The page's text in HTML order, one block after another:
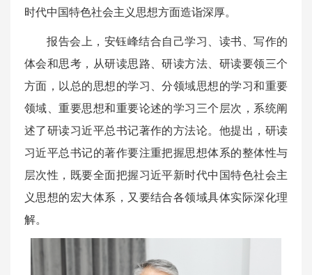
时代中国特色社会主义思想方面造诣深厚。
报告会上，安钰峰结合自己学习、读书、写作的
体会和思考，从研读思路、研读方法、研读要领三个
方面，以总的思想的学习、分领域思想的学习和重要
领域、重要思想和重要论述的学习三个层次，系统阐
述了研读习近平总书记著作的方法论。他提出，研读
习近平总书记的著作要注重把握思想体系的整体性与
层次性，既要全面把握习近平新时代中国特色社会主
义思想的宏大体系，又要结合各领域具体实际深化理
解。